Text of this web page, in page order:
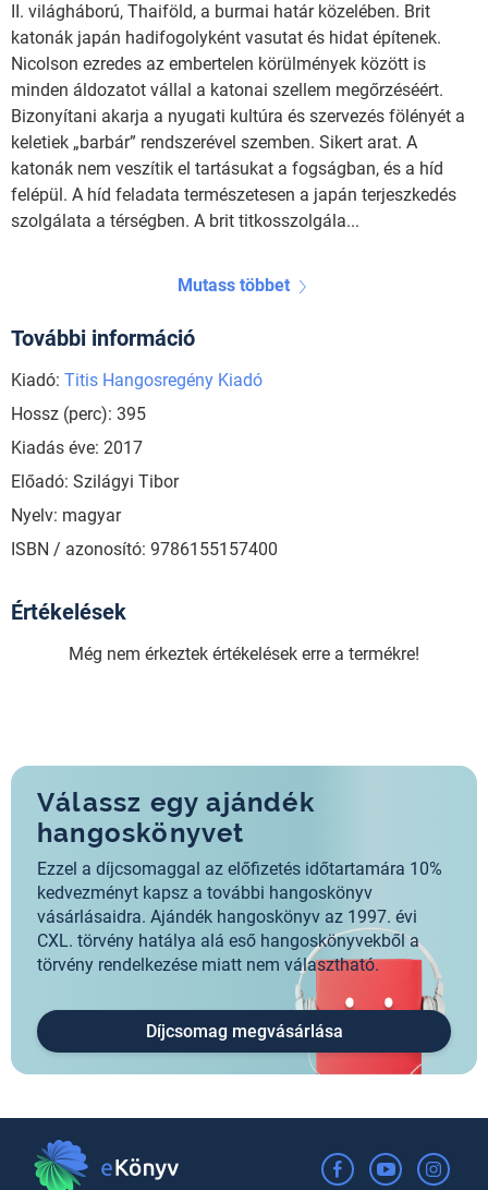
II. világháború, Thaiföld, a burmai határ közelében. Brit
katonák japán hadifogolyként vasutat és hidat építenek.
Nicolson ezredes az embertelen körülmények között is
minden áldozatot vállal a katonai szellem megőrzéséért.
Bizonyítani akarja a nyugati kultúra és szervezés fölényét a
keletiek „barbár” rendszerével szemben. Sikert arat. A
katonák nem veszítik el tartásukat a fogságban, és a híd
felépül. A híd feladata természetesen a japán terjeszkedés
szolgálata a térségben. A brit titkosszolgála...
Mutass többet
További információ
Kiadó: Titis Hangosregény Kiadó
Hossz (perc): 395
Kiadás éve: 2017
Előadó: Szilágyi Tibor
Nyelv: magyar
ISBN / azonosító: 9786155157400
Értékelések
Még nem érkeztek értékelések erre a termékre!
Válassz egy ajándék
hangoskönyvet
Ezzel a díjcsomaggal az előfizetés időtartamára 10%
kedvezményt kapsz a további hangoskönyv
vásárlásaidra. Ajándék hangoskönyv az 1997. évi
CXL. törvény hatálya alá eső hangoskönyvekből a
törvény rendelkezése miatt nem választható.
Díjcsomag megvásárlása